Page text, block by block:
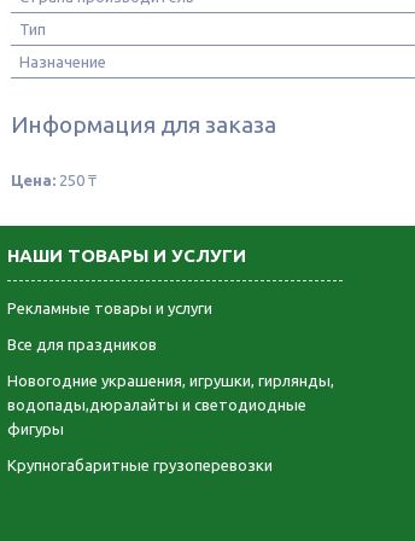
Тип
Назначение
Информация для заказа
Цена: 250 ₸
НАШИ ТОВАРЫ И УСЛУГИ
Рекламные товары и услуги
Все для праздников
Новогодние украшения, игрушки, гирлянды,
водопады,дюралайты и светодиодные
фигуры
Крупногабаритные грузоперевозки